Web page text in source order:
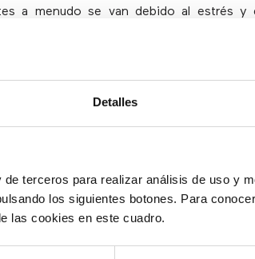
Detalles
terceros para realizar análisis de uso y
los siguientes botones. Para
las cookies en este cuadro.
a menudo se van debido al estrés y
candidatos
está formado por agentes de
los buenos líderes deben tener en